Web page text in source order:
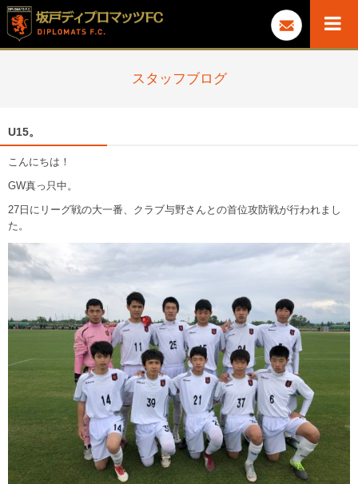
スタッフブログ
U15。
こんにちは！
GW真っ只中。
27日にリーグ戦の大一番、クラブ与野さんとの首位攻防戦が行われまし
た。